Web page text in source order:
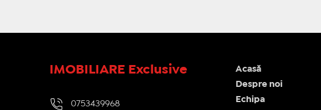
IMOBILIARE Exclusive
0753439968
Acasă
Despre noi
Echipa